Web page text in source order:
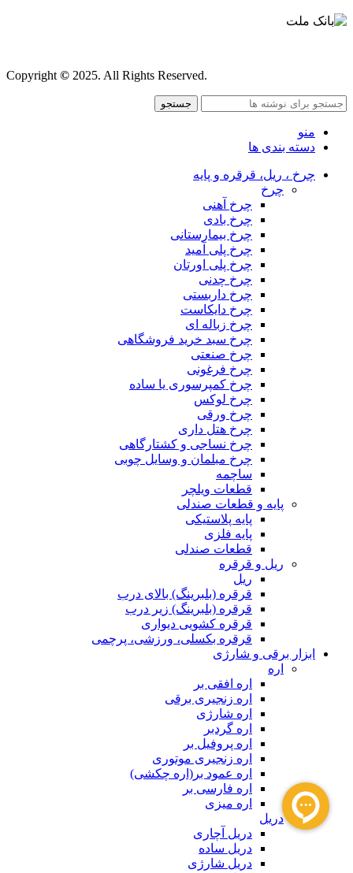
Copyright© 2025. All Rights Reserved.
جستجو
منو
دسته بندی ها
چرخ ، ریل، قرقره و پایه
چرخ
چرخ آهنی
چرخ بادی
چرخ بیمارستانی
چرخ پلی آمید
چرخ پلی اورتان
چرخ چدنی
چرخ داربستی
چرخ دایکاست
چرخ زباله ای
چرخ سبد خرید فروشگاهی
چرخ صنعتی
چرخ فرغونی
چرخ کمپرسوری یا ساده
چرخ لوکس
چرخ ورقی
چرخ هتل داری
چرخ نساجی و کشتارگاهی
چرخ مبلمان و وسایل چوبی
ساچمه
قطعات ویلچر
پایه و قطعات صندلی
پایه پلاستیکی
پایه فلزی
قطعات صندلی
ریل و قرقره
ریل
قرقره (بلبرینگ) بالای درب
قرقره (بلبرینگ) زیر درب
قرقره کشویی دیواری
قرقره بکسلی، ورزشی، پرچمی
ابزار برقی و شارژی
اره
اره افقی بر
اره زنجیری برقی
اره شارژی
اره گردبر
اره پروفیل بر
اره زنجیری موتوری
اره عمود بر(اره چکشی)
اره فارسی بر
اره میزی
دریل
دریل آچاری
دریل ساده
دریل شارژی